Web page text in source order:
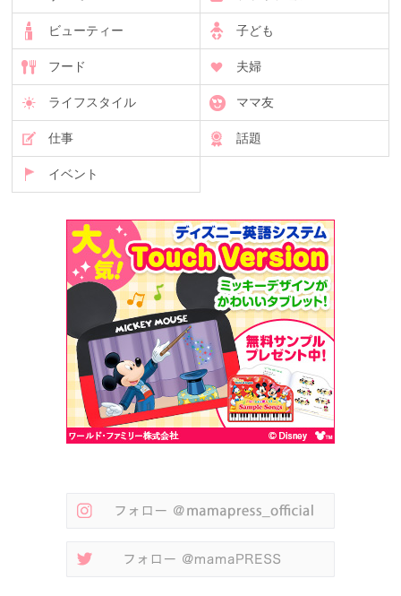
ビューティー 子ども
フード 夫婦
ライフスタイル ママ友
仕事 話題
イベント